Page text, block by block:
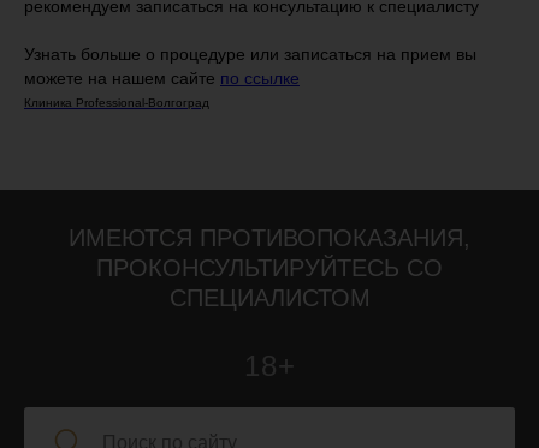
рекомендуем записаться на консультацию к специалисту
Узнать больше о процедуре или записаться на прием вы
можете на нашем сайте по ссылке
Клиника Professional-Волгоград
ИМЕЮТСЯ ПРОТИВОПОКАЗАНИЯ,
ПРОКОНСУЛЬТИРУЙТЕСЬ СО
СПЕЦИАЛИСТОМ
18+